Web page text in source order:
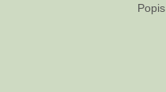
Popis